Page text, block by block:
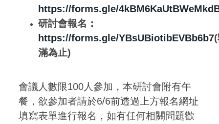
https://forms.gle/
研討會報名：
https://forms.gle/YBsUBiotibEVBb6b7
滿為止)
會議人數限100人參加，本研討會附有午
餐，欲參加者請於6/6前透過上方報名網址
填寫表單進行報名，如有任何相關問題歡